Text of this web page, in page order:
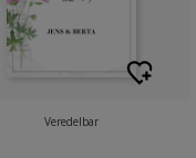
Veredelbar